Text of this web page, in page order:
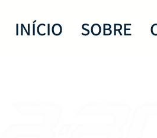
INÍCIO SOBRE